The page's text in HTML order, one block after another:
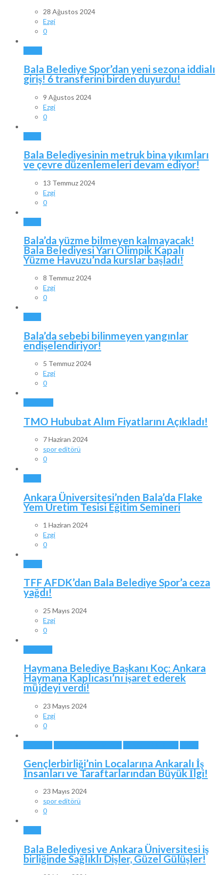
28 Ağustos 2024
Ezgi
0
Bala Belediye Spor’dan yeni sezona iddialı
giriş! 6 transferini birden duyurdu!
9 Ağustos 2024
Ezgi
0
Bala Belediyesinin metruk bina yıkımları
ve çevre düzenlemeleri devam ediyor!
13 Temmuz 2024
Ezgi
0
Bala’da yüzme bilmeyen kalmayacak!
Bala Belediyesi Yarı Olimpik Kapalı
Yüzme Havuzu’nda kurslar başladı!
8 Temmuz 2024
Ezgi
0
Bala’da sebebi bilinmeyen yangınlar
endişelendiriyor!
5 Temmuz 2024
Ezgi
0
TMO Hububat Alım Fiyatlarını Açıkladı!
7 Haziran 2024
spor editörü
0
Ankara Üniversitesi’nden Bala’da Flake
Yem Üretim Tesisi Eğitim Semineri
1 Haziran 2024
Ezgi
0
TFF AFDK’dan Bala Belediye Spor’a ceza
yağdı!
25 Mayıs 2024
Ezgi
0
Haymana Belediye Başkanı Koç: Ankara
Haymana Kaplıcası’nı işaret ederek
müjdeyi verdi!
23 Mayıs 2024
Ezgi
0
Gençlerbirliği’nin Localarına Ankaralı İş
İnsanları ve Taraftarlarından Büyük İlgi!
23 Mayıs 2024
spor editörü
0
Bala Belediyesi ve Ankara Üniversitesi iş
birliğinde Sağlıklı Dişler, Güzel Gülüşler!